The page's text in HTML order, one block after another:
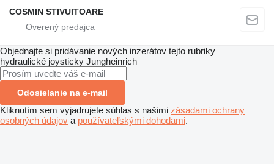
COSMIN STIVUITOARE
Objednajte si pridávanie nových inzerátov tejto rubriky
hydraulické joysticky Jungheinrich
Odosielanie na e-mail
Kliknutím sem vyjadrujete súhlas s našimi zásadami ochrany
osobných údajov a používateľskými dohodami.